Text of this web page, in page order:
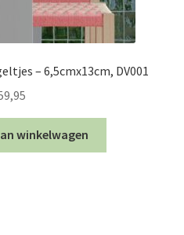
– 6,5cmx13cm, DV001
winkelwagen